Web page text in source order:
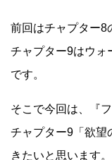
前回はチャプター8
チャプター9はウォ
です。
そこで今回は、『
チャプター9「欲望
きたいと思います。